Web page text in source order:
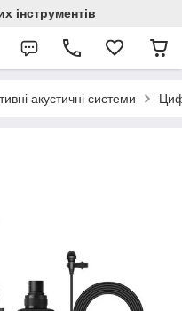
інструментів
акустичні системи